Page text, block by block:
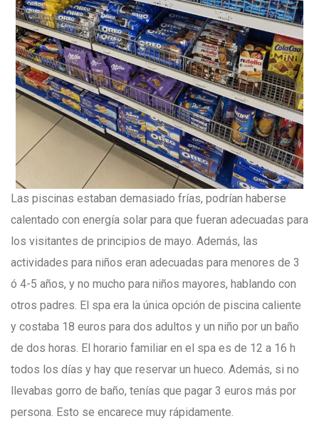
Las piscinas estaban demasiado frías, podrían haberse
calentado con energía solar para que fueran adecuadas para
los visitantes de principios de mayo. Además, las
actividades para niños eran adecuadas para menores de 3
ó 4-5 años, y no mucho para niños mayores, hablando con
otros padres. El spa era la única opción de piscina caliente
y costaba 18 euros para dos adultos y un niño por un baño
de dos horas. El horario familiar en el spa es de 12 a 16 h
todos los días y hay que reservar un hueco. Además, si no
llevabas gorro de baño, tenías que pagar 3 euros más por
persona. Esto se encarece muy rápidamente.